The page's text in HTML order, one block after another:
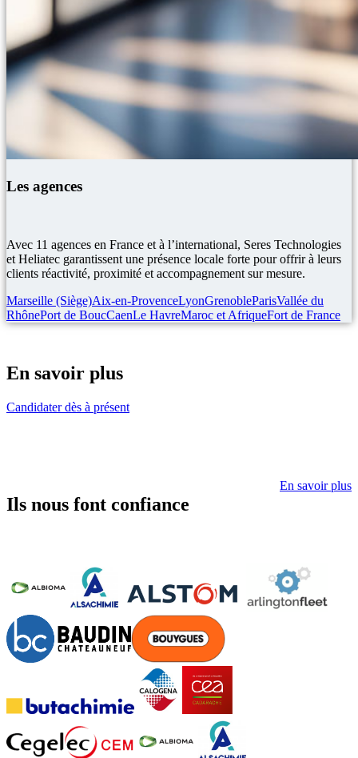
Les agences
Avec 11 agences en France et à l’international, Seres Technologies
et Heliatec garantissent une présence locale forte pour offrir à leurs
clients réactivité, proximité et accompagnement sur mesure.
Marseille (Siège)Aix-en-ProvenceLyonGrenobleParisVallée du
RhônePort de BoucCaenLe HavreMaroc et AfriqueFort de France
En savoir plus
Candidater dès à présent
Ils nous font confiance
En savoir plus